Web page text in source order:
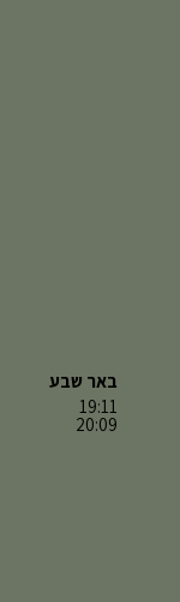
באר שבע
19:11
20:09